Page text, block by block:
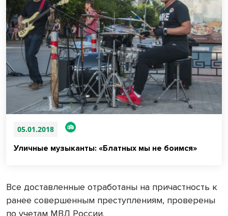
05.01.2018
Уличные музыканты: «Блатных мы не боимся»
Все доставленные отработаны на причастность к
ранее совершенным преступлениям, проверены
по учетам МВД России.